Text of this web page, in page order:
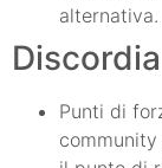
alternativa.
Punti di